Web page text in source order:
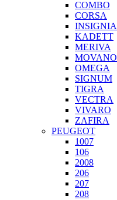
COMBO
CORSA
INSIGNIA
KADETT
MERIVA
MOVANO
OMEGA
SIGNUM
TIGRA
VECTRA
VIVARO
ZAFIRA
PEUGEOT
1007
106
2008
206
207
208